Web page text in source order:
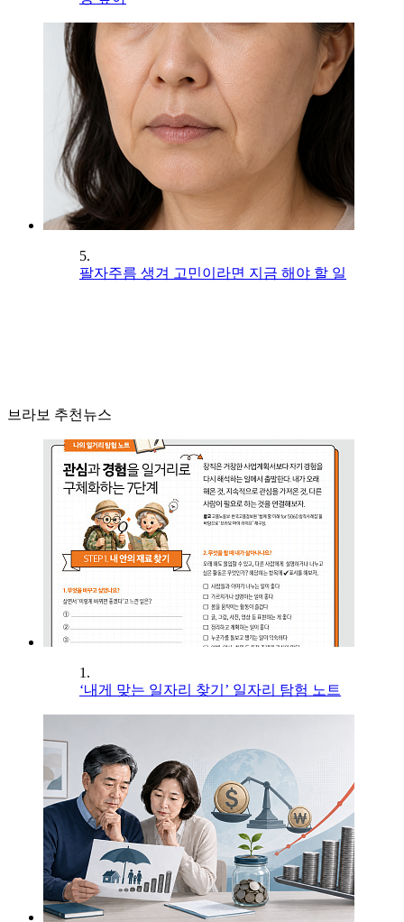
5.
팔자주름 생겨 고민이라면 지금 해야 할 일
브라보 추천뉴스
1.
‘내게 맞는 일자리 찾기’ 일자리 탐험 노트